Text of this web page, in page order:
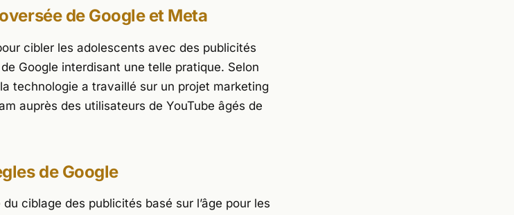
de Google et Meta
cibler les adolescents avec des publicités
Google interdisant une telle pratique. Selon
technologie a travaillé sur un projet marketing
auprès des utilisateurs de YouTube âgés de
de Google
ciblage des publicités basé sur l’âge pour les